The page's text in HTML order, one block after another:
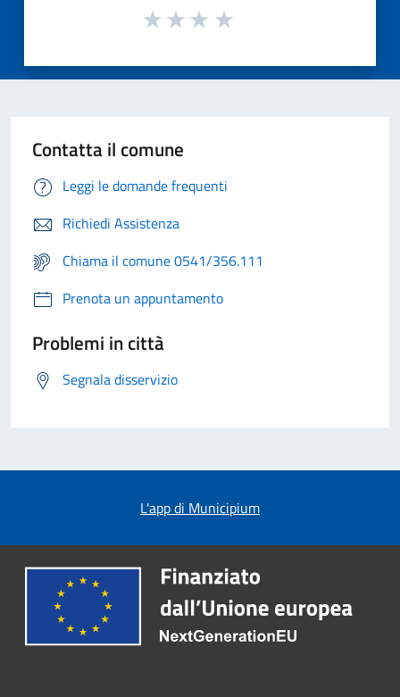
Contatta il comune
Leggi le domande frequenti
Richiedi Assistenza
Chiama il comune 0541/356.111
Prenota un appuntamento
Problemi in città
Segnala disservizio
L'app di Municipium